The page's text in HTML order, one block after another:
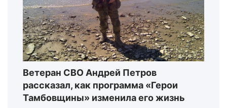
Ветеран СВО Андрей Петров
рассказал, как программа «Герои
Тамбовщины» изменила его жизнь